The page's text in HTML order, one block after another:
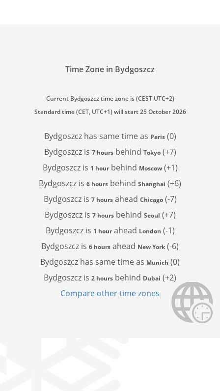
Time Zone in Bydgoszcz
Current Bydgoszcz time zone is (CEST UTC+2)
Standard time (CET, UTC+1) will start 25 October 2026
Bydgoszcz has same time as Paris(0)
Bydgoszcz is 7 hoursbehind Tokyo(+7)
Bydgoszcz is 1 hourbehind Moscow(+1)
Bydgoszcz is 6 hours behind Shanghai (+6)
Bydgoszcz is 7 hoursahead Chicago(-7)
Bydgoszcz is 7 hoursbehind Seoul (+7)
Bydgoszcz is 1 hourahead London (-1)
Bydgoszcz is 6 hours ahead New York (-6)
Bydgoszcz has same time as Munich (0)
Bydgoszcz is 2 hours behind Dubai (+2)
Compare other time zones